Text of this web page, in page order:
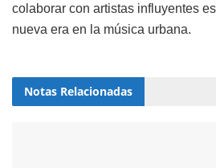
colaborar con artistas influyentes
nueva era en la música urbana.
Notas Relacionadas